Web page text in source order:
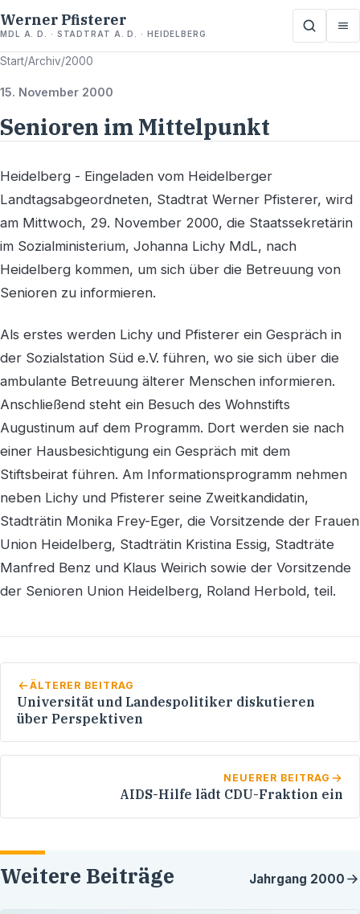
Werner Pfisterer
MDL A. D. · STADTRAT A. D. · HEIDELBERG
Start/Archiv/2000
15. November 2000
Senioren im Mittelpunkt
Heidelberg - Eingeladen vom Heidelberger
Landtagsabgeordneten, Stadtrat Werner Pfisterer, wird
am Mittwoch, 29. November 2000, die Staatssekretärin
im Sozialministerium, Johanna Lichy MdL, nach
Heidelberg kommen, um sich über die Betreuung von
Senioren zu informieren.
Als erstes werden Lichy und Pfisterer ein Gespräch in
der Sozialstation Süd e.V. führen, wo sie sich über die
ambulante Betreuung älterer Menschen informieren.
Anschließend steht ein Besuch des Wohnstifts
Augustinum auf dem Programm. Dort werden sie nach
einer Hausbesichtigung ein Gespräch mit dem
Stiftsbeirat führen. Am Informationsprogramm nehmen
neben Lichy und Pfisterer seine Zweitkandidatin,
Stadträtin Monika Frey-Eger, die Vorsitzende der Frauen
Union Heidelberg, Stadträtin Kristina Essig, Stadträte
Manfred Benz und Klaus Weirich sowie der Vorsitzende
der Senioren Union Heidelberg, Roland Herbold, teil.
ÄLTERER BEITRAG
Universität und Landespolitiker diskutieren
über Perspektiven
NEUERER BEITRAG
AIDS-Hilfe lädt CDU-Fraktion ein
Weitere Beiträge Jahrgang 2000